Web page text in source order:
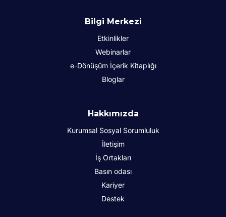
Bilgi Merkezi
Etkinlikler
Webinarlar
e-Dönüşüm İçerik Kitaplığı
Bloglar
Hakkımızda
Kurumsal Sosyal Sorumluluk
İletişim
İş Ortakları
Basın odası
Kariyer
Destek